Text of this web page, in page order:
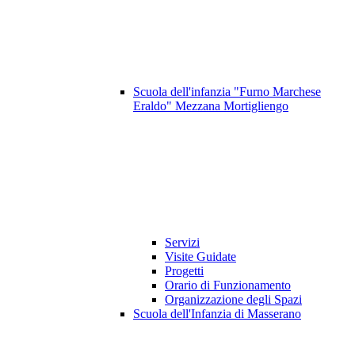
Scuola dell'infanzia "Furno Marchese
Eraldo" Mezzana Mortigliengo
Servizi
Visite Guidate
Progetti
Orario di Funzionamento
Organizzazione degli Spazi
Scuola dell'Infanzia di Masserano